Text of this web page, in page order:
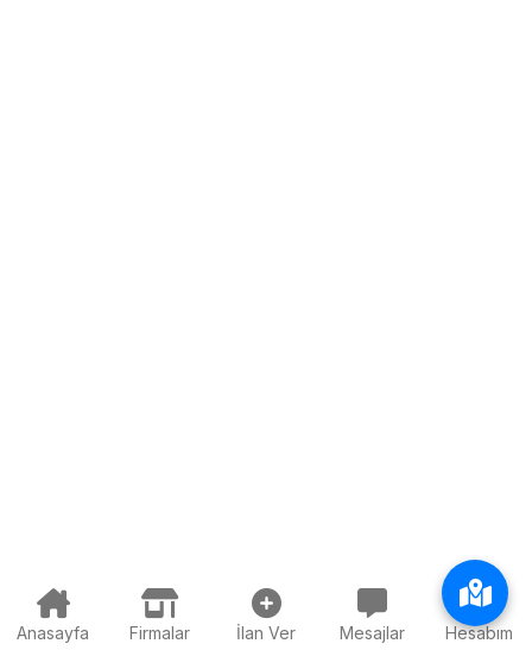
Anasayfa Firmalar İlan Ver Mesajlar Hesabım